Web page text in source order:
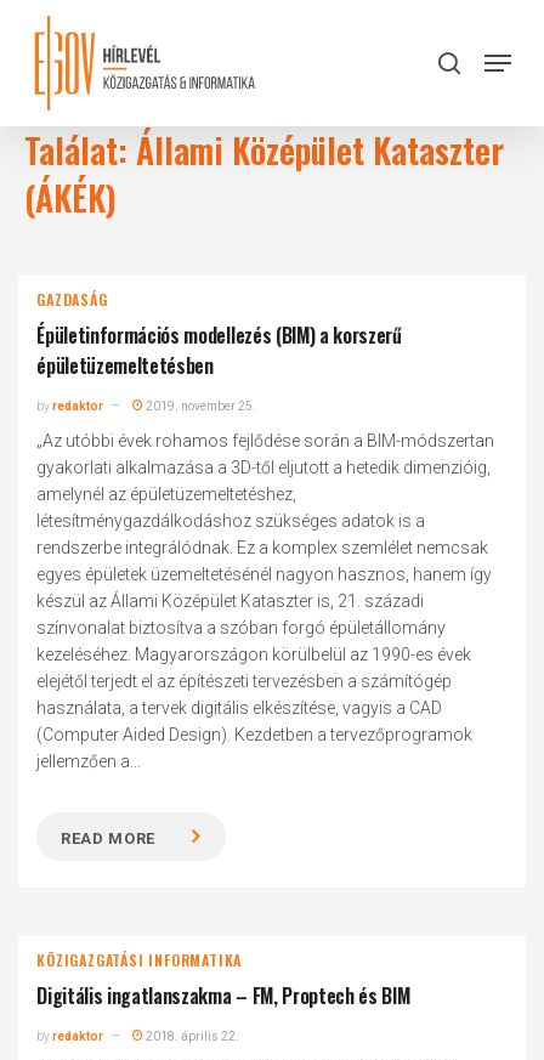
content
search
Menu
Találat: Állami Középület Kataszter
(ÁKÉK)
GAZDASÁG
Épületinformációs modellezés (BIM) a korszerű
épületüzemeltetésben
byredaktor 2019. november 25.
„Az utóbbi évek rohamos fejlődése során a BIM-módszertan
gyakorlati alkalmazása a 3D-től eljutott a hetedik dimenzióig,
amelynél az épületüzemeltetéshez,
létesítménygazdálkodáshoz szükséges adatok is a
rendszerbe integrálódnak. Ez a komplex szemlélet nemcsak
egyes épületek üzemeltetésénél nagyon hasznos, hanem így
készül az Állami Középület Kataszter is, 21. századi
színvonalat biztosítva a szóban forgó épületállomány
kezeléséhez. Magyarországon körülbelül az 1990-es évek
elejétől terjedt el az építészeti tervezésben a számítógép
használata, a tervek digitális elkészítése, vagyis a CAD
(Computer Aided Design). Kezdetben a tervezőprogramok
jellemzően a...
READ MORE
KÖZIGAZGATÁSI INFORMATIKA
Digitális ingatlanszakma – FM, Proptech és BIM
byredaktor 2018. április 22.
Close